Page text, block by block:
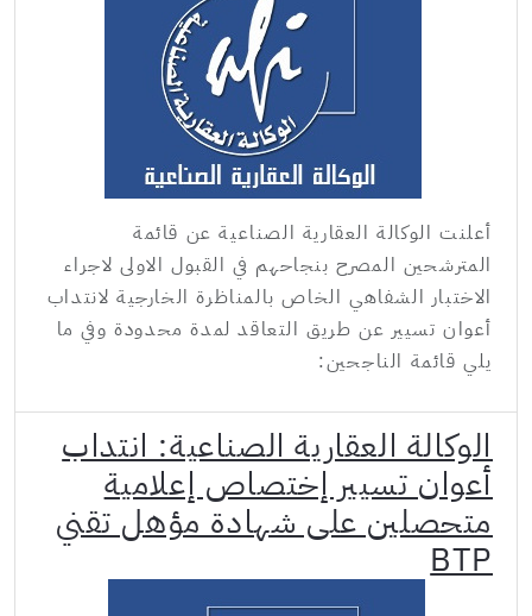
أعلنت الوكالة العقارية الصناعية عن قائمة
المترشحين المصرح بنجاحهم في القبول الاولى لاجراء
الاختبار الشفاهي الخاص بالمناظرة الخارجية لانتداب
أعوان تسيير عن طريق التعاقد لمدة محدودة وفي ما
يلي قائمة الناجحين:
الوكالة العقارية الصناعية: انتداب
أعوان تسيير إختصاص إعلامية
متحصلين على شهادة مؤهل تقني
BTP